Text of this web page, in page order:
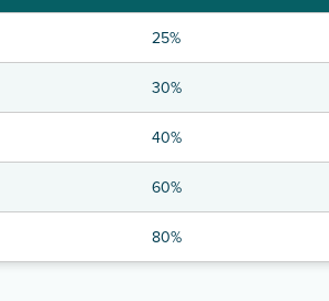
25%
30%
40%
60%
80%